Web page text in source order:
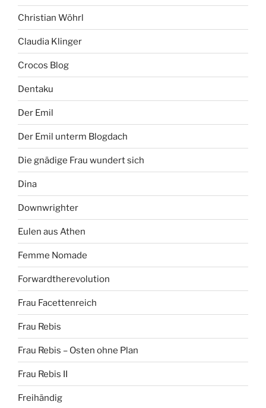
Christian Wöhrl
Claudia Klinger
Crocos Blog
Dentaku
Der Emil
Der Emil unterm Blogdach
Die gnädige Frau wundert sich
Dina
Downwrighter
Eulen aus Athen
Femme Nomade
Forwardtherevolution
Frau Facettenreich
Frau Rebis
Frau Rebis – Osten ohne Plan
Frau Rebis II
Freihändig